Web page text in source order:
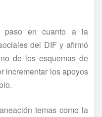
paso en cuanto a la
del DIF y afirmó
de los esquemas de
incrementar los apoyos
temas como la